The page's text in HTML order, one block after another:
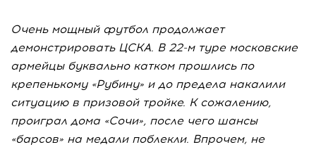
Очень мощный футбол продолжает
демонстрировать ЦСКА. В 22-м туре московские
армейцы буквально катком прошлись по
крепенькому «Рубину» и до предела накалили
ситуацию в призовой тройке. К сожалению,
проиграл дома «Сочи», после чего шансы
«барсов» на медали поблекли. Впрочем, не